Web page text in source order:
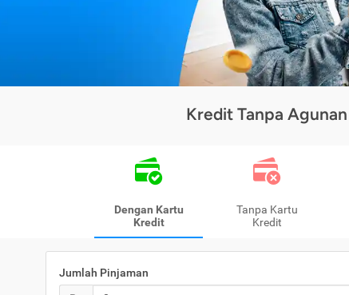
Kredit Tanpa Agunan
Dengan Kartu
Kredit
Tanpa Kartu
Kredit
Jumlah Pinjaman